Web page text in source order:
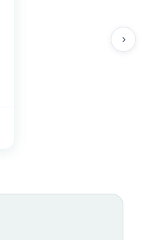
›